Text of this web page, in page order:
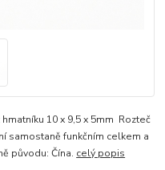
10 x 9,5 x 5mm Rozteč
samostaně funkčním celkem a
původu: Čína. celý popis